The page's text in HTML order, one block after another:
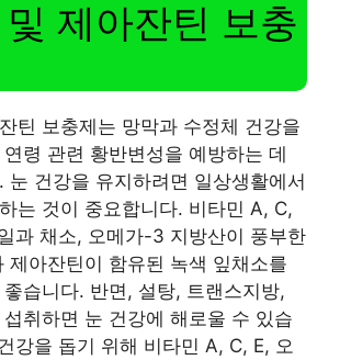
제아잔틴 보충
틴 보충제는 망막과 수정체 건강을
령 관련 황반변성을 예방하는 데
눈 건강을 유지하려면 일상생활에서
는 것이 중요합니다. 비타민 A, C,
과 채소, 오메가-3 지방산이 풍부한
제아잔틴이 함유된 녹색 잎채소를
습니다. 반면, 설탕, 트랜스지방,
취하면 눈 건강에 해로울 수 있습
강을 돕기 위해 비타민 A, C, E, 오